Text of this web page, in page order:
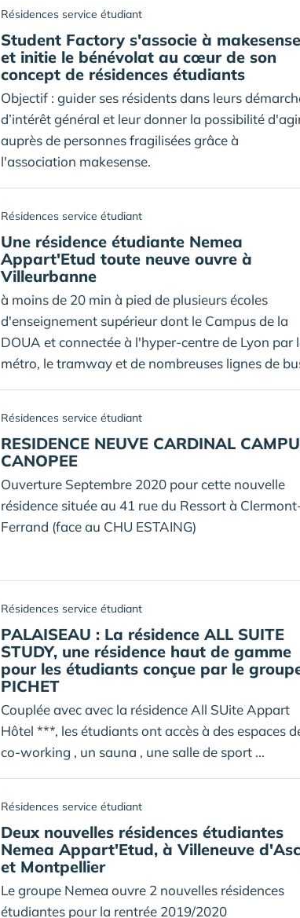
Résidences service étudiant
Student Factory s'associe à makesense
et initie le bénévolat au cœur de son
concept de résidences étudiants
Objectif : guider ses résidents dans leurs
d’intérêt général et leur donner la possibilité
auprès de personnes fragilisées grâce à
l'association makesense.
Résidences service étudiant
Une résidence étudiante Nemea
Appart'Etud toute neuve ouvre à
Villeurbanne
à moins de 20 min à pied de plusieurs écoles
d'enseignement supérieur dont le Campus de la
DOUA et connectée à l'hyper-centre de Lyon par
métro, le tramway et de nombreuses lignes de
Résidences service étudiant
RESIDENCE NEUVE CARDINAL
CANOPEE
Ouverture Septembre 2020 pour cette nouvelle
résidence située au 41 rue du Ressort à
Ferrand (face au CHU ESTAING)
Résidences service étudiant
PALAISEAU : La résidence ALL SUITE
STUDY, une résidence haut de gamme
pour les étudiants conçue par le
PICHET
Couplée avec avec la résidence All SUite Appart
Hôtel ***, les étudiants ont accès à des espaces
co-working , un sauna , une salle de sport ...
Résidences service étudiant
Deux nouvelles résidences étudiantes
Nemea Appart'Etud, à Villeneuve
et Montpellier
Le groupe Nemea ouvre 2 nouvelles résidences
étudiantes pour la rentrée 2019/2020